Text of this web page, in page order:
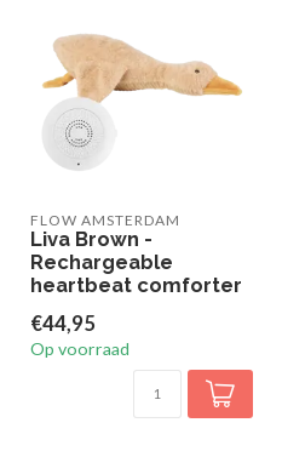
FLOW AMSTERDAM
Liva Brown -
Rechargeable
heartbeat comforter
€44,95
Op voorraad